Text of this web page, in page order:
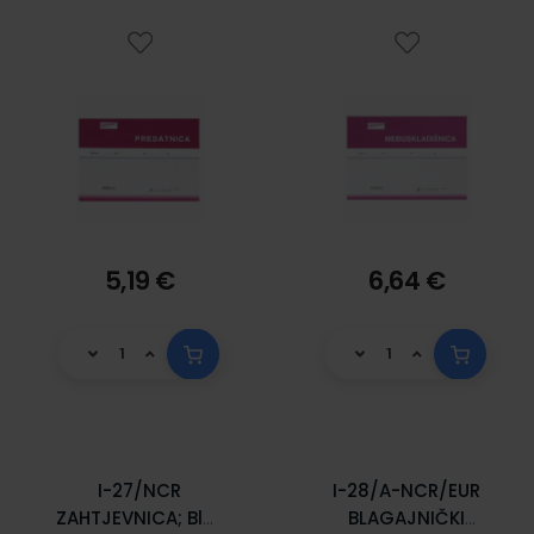
5,19 € 6,64 €
I-27/NCR
ZAHTJEVNICA; Blok
I-28/A-NCR/EUR
BLAGAJNIČKI